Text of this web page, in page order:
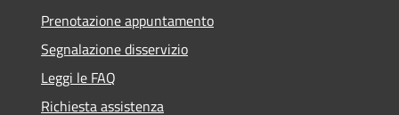
Prenotazione appuntamento
Segnalazione disservizio
Leggi le FAQ
Richiesta assistenza